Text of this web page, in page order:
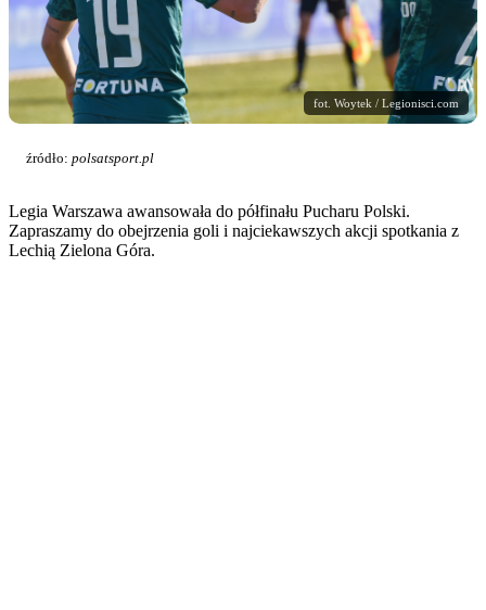
fot. Woytek / Legionisci.com
źródło: polsatsport.pl
Legia Warszawa awansowała do półfinału Pucharu Polski.
Zapraszamy do obejrzenia goli i najciekawszych akcji spotkania z
Lechią Zielona Góra.